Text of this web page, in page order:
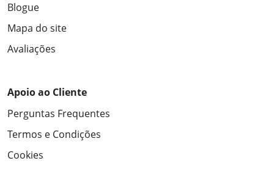
Blogue
Mapa do site
Avaliações
Apoio ao Cliente
Perguntas Frequentes
Termos e Condições
Cookies